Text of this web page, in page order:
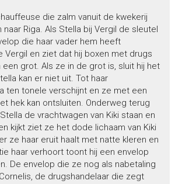
die zalm vanuit de kwekerij
Riga. Als Stella bij Vergil de sleutel
die haar vader hem heeft
Vergil en ziet dat hij boxen met drugs
grot. Als ze in de grot is, sluit hij het
kan er niet uit. Tot haar
ten tonele verschijnt en ze met een
hek kan ontsluiten. Onderweg terug
de vrachtwagen van Kiki staan en
kijkt ziet ze het dode lichaam van Kiki
ze haar eruit haalt met natte kleren en
haar verhoort toont hij een envelop
De envelop die ze nog als nabetaling
de drugshandelaar die zegt